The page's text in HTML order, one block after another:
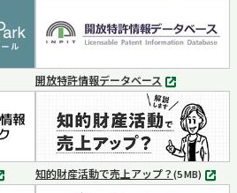
ブ
で
く
開放特許情報データベース
別
タ
ブ
で
開
く
知的財産活動で売上アップ？(5 MB) MP4